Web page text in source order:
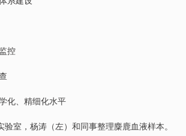
控
化、精细化水平
室，杨涛（左）和同事整理麋鹿血液样本。